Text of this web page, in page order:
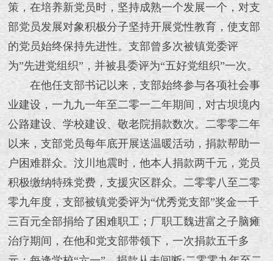
策，在培养新党员时，坚持成熟一个发展一个，对支
部党员发展对象积极分子坚持开展党性教育，使支部
的党员始终保持先进性。支部曾多次被镇党委评
为”先进党组织”，并被县委评为“五好党组织”一次。
在他任支部书记以来，支部始终参与各项社会事
业建设，一九九一年至二零一二年期间，对古坝境内
公路建设、学校建设、敬老院捐款数次。二零零二年
以来，支部党员每年底开展送温暖活动，捐款帮助一
户困难群众。汶川地震时，他本人捐款两千元，党员
积极缴纳特殊党费，支援灾区群众。二零零八至二零
零九年度，支部被镇党委评为“优秀党支部”奖金一千
三百元全部捐给了困难职工；厂职工魏进富之子脑瘫
治疗期间，在他和党支部带领下，一次捐款五千多